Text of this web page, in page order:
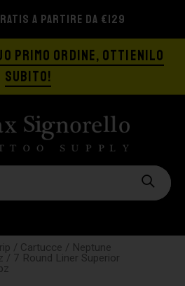
A PARTIRE DA €129
PRIMO ORDINE, OTTIENILO
SUBITO!
/ Cartucce / Neptune
/ 7 Round Liner Superior